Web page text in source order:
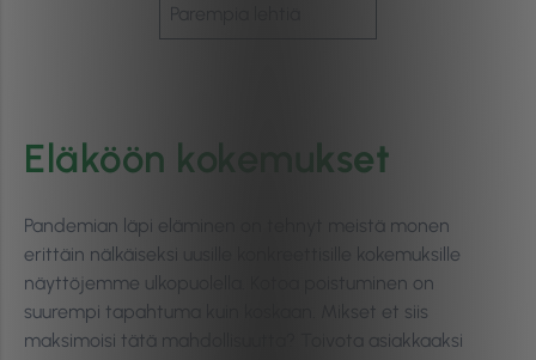
Parempia lehtiä
Eläköön kokemu kset
Pandemian läpi eläminen on tehnyt meistä monen
erittäin nälkäiseksi uusille konkreettisille kokemuksille
näyttöjemme ulkopuolella. Kotoa poistuminen on
suurempi tapahtuma kuin koskaan. Mikset et siis
maksimoisi tätä mahdollisuutta? Toivota asiakkaaksi